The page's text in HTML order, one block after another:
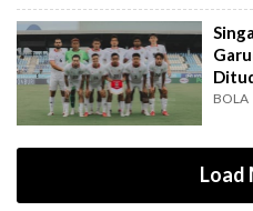
BOLA
Load